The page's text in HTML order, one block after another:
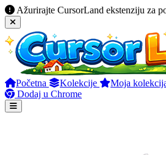
Ažurirajte CursorLand ekstenziju za
Početna Kolekcije Moja
Dodaj u Chrome